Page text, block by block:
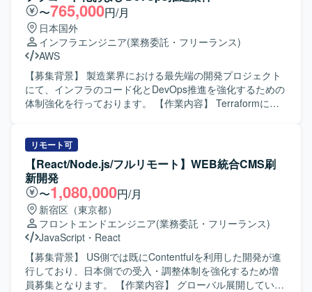
向上に向けた検証・改善を継続的に行っていただきます。
【求める人物像】 生成AIやAIエージェント技術への関心が
高く、自ら課題を発見しながら設計・実装・改善を主体的
に進めていただける方を求めております。関係者とコミュ
ニケーションを取りながら要件を整理し、プロダクト品質
の向上に責任感を持って取り組んでいただける方が望まし
いです。 【ポジションの魅力】 音声認識と生成AIを組み合
わせたSaaSプロダクトにおいて、プロンプト戦略やエージ
開発を通じて、多様な業務シナリオに対するAI活用ノウハ
ウを蓄積できる環境です。 【開発環境】 Pythonを用いたバ
ックエンド開発環境のもと、LangChainやLangGraphなど
のAIエージェントフレームワークおよびLLM連携ライブラ
リを活用した開発を行います。
〜765,000円/月
日本国外
インフラエンジニア(業務委託・フリーランス)
AWS
【募集背景】 製造業界における最先端の開発プロジェクト
にて、インフラのコード化とDevOps推進を強化するための
体制強化を行っております。 【作業内容】 Terraformによ
ード作成およびコードレビュー対応、Terraformのアプライ
作業と、それに伴う関係各所への連携・通知・調整を実施
していただきます。 また、CI/CDおよび評価運用の仕組み
化として、開発・運用基盤における効率的なCIプロセスの
設計および実装、開発環境（コードエディター）の整備と
ドキュメント化、クラウド上のWeb操作からコードエディ
ターへの移行に伴う拡張機能やツールの設定・検証、手順
書や仕様書の作成・アップデートのサポートを行っていた
だきます。 【求める人物像】 インフラのコード化や
DevOpsに主体的に取り組み、チームと連携しながら開発全
体の生産性向上に貢献していただける方を求めておりま
リモート可
【React/Node.js/フルリモート】WEB統合CMS刷
新開発
〜1,080,000円/月
新宿区（東京都）
フロントエンドエンジニア(業務委託・フリーランス)
JavaScript ・ React
【募集背景】 US側では既にContentfulを利用した開発が進
行しており、日本側での受入・調整体制を強化するため増
員募集となります。 【作業内容】 グローバル展開している